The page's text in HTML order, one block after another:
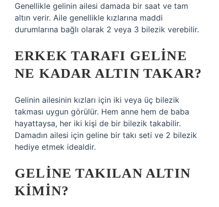
Genellikle gelinin ailesi damada bir saat ve tam
altın verir. Aile genellikle kızlarına maddi
durumlarına bağlı olarak 2 veya 3 bilezik verebilir.
ERKEK TARAFI GELINE
NE KADAR ALTIN TAKAR?
Gelinin ailesinin kızları için iki veya üç bilezik
takması uygun görülür. Hem anne hem de baba
hayattaysa, her iki kişi de bir bilezik takabilir.
Damadın ailesi için geline bir takı seti ve 2 bilezik
hediye etmek idealdir.
GELINE TAKILAN ALTIN
KIMIN?